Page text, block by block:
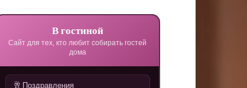
В гостиной
Сайт для тех, кто любит собирать гостей
дома
🥂 Поздравления